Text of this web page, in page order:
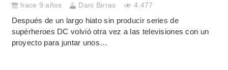
hace 9 años Dani Birras 4.477
Después de un largo hiato sin producir series de
supérheroes DC volvió otra vez a las televisiones con un
proyecto para juntar unos…